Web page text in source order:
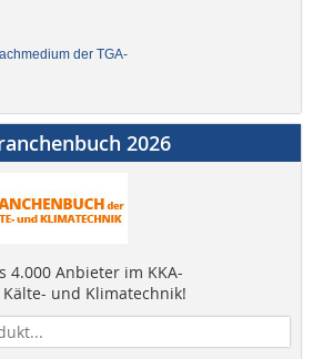
der TGA-
2026
4.000 Anbieter im KKA-
und Klimatechnik!